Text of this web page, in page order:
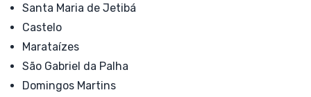
Santa Maria de Jetibá
Castelo
Marataízes
São Gabriel da Palha
Domingos Martins